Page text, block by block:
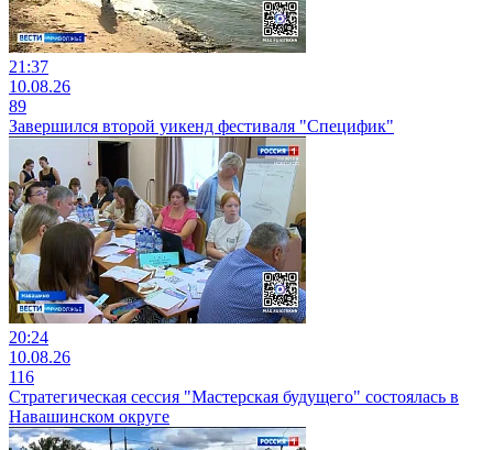
21:37
10.08.26
89
Завершился второй уикенд фестиваля "Специфик"
20:24
10.08.26
116
Стратегическая сессия "Мастерская будущего" состоялась в
Навашинском округе